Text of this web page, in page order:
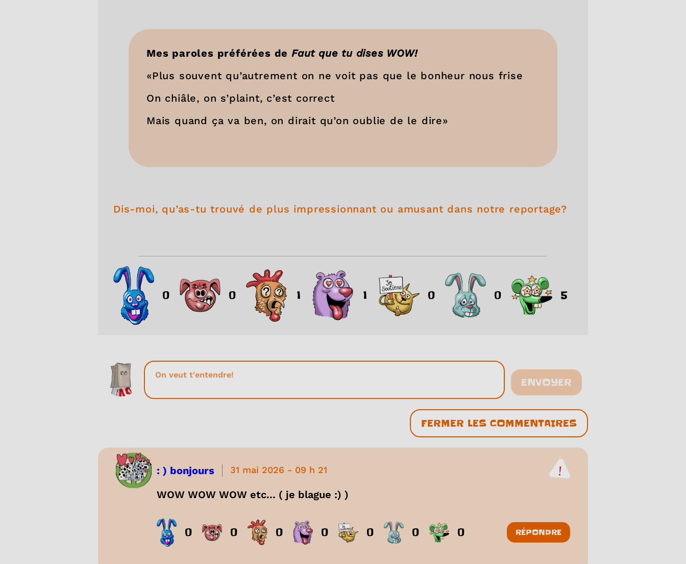
Mes paroles préférées de Faut que tu dises WOW!
«Plus souvent qu’autrement on ne voit pas que le bonheur nous frise
On chiâle, on s’plaint, c’est correct
Mais quand ça va ben, on dirait qu’on oublie de le dire»
Dis-moi, qu’as-tu trouvé de plus impressionnant ou amusant dans notre reportage?
0 0 1 1 0 0 5
ENVOYER
FERMER LES COMMENTAIRES
: ) bonjours 31 mai 2026 - 09 h 21
WOW WOW WOW etc... ( je blague :) )
0 0 0 0 0 0 0 RÉPONDRE